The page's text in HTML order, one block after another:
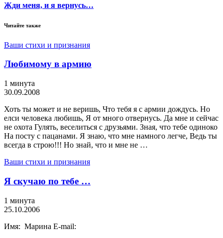
Жди меня, и я вернусь…
Читайте также
Ваши стихи и признания
Любимому в армию
1 минута
30.09.2008
Хоть ты может и не веришь, Что тебя я с армии дождусь. Но
елси человека любишь, Я от много отвернусь. Да мне и сейчас
не охота Гулять, веселиться с друзьями. Зная, что тебе одиноко
На посту с пацанами. Я знаю, что мне намного легче, Ведь ты
всегда в строю!!! Но знай, что и мне не …
Ваши стихи и признания
Я скучаю по тебе …
1 минута
25.10.2006
Имя: Марина E-mail: